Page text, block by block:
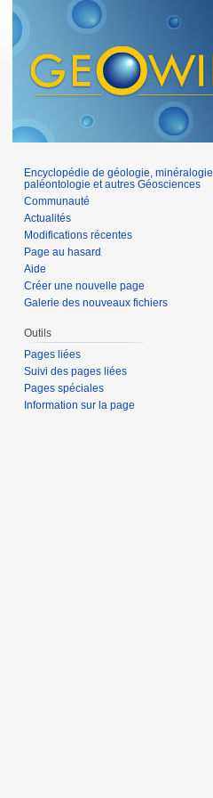
Encyclopédie de géologie, minéralogie,
paléontologie et autres Géosciences
Communauté
Actualités
Modifications récentes
Page au hasard
Aide
Créer une nouvelle page
Galerie des nouveaux fichiers
Outils
Pages liées
Suivi des pages liées
Pages spéciales
Information sur la page